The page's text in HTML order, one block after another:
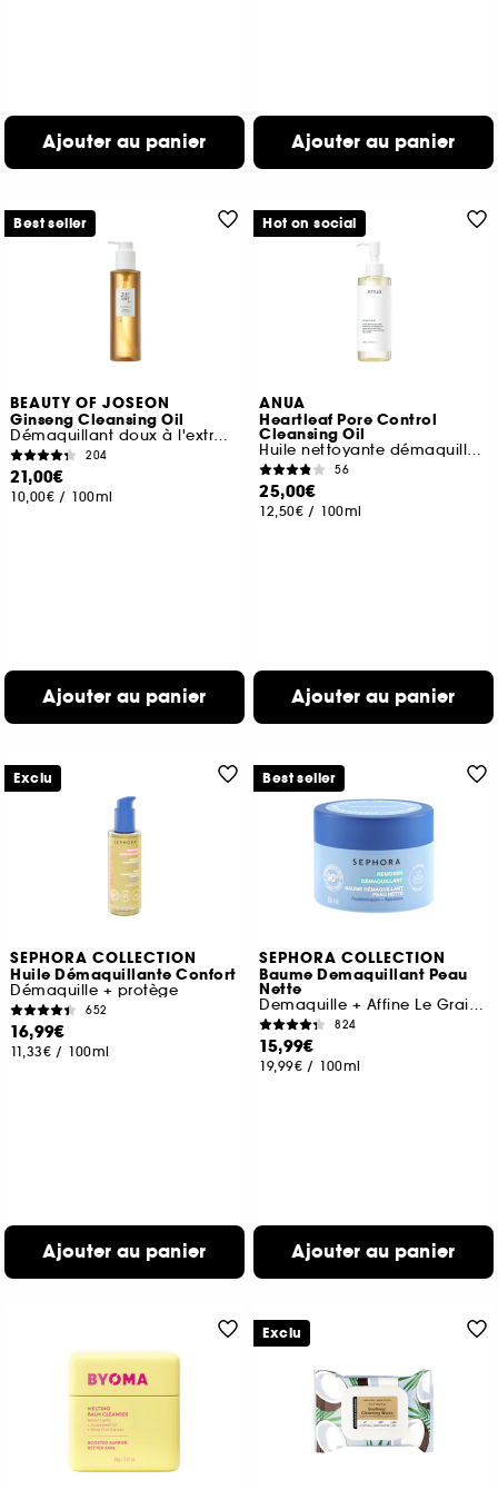
Ajouter au panier Ajouter au panier
BEAUTY OF JOSEON
Ginseng Cleansing Oil
Démaquillant doux à l'extrait de ginseng
204
21,00€
10,00€ / 100ml
Ajouter au panier
Best seller
ANUA
Heartleaf Pore Control
Cleansing Oil
Huile nettoyante démaquillante
56
25,00€
12,50€ / 100ml
Ajouter au panier
Hot on social
SEPHORA COLLECTION
Huile Démaquillante Confort
Démaquille + protège
652
16,99€
11,33€ / 100ml
Ajouter au panier
Exclu
SEPHORA COLLECTION
Baume Demaquillant Peau
Nette
Demaquille + Affine Le Grain De Peau
824
15,99€
19,99€ / 100ml
Ajouter au panier
Best seller
Exclu